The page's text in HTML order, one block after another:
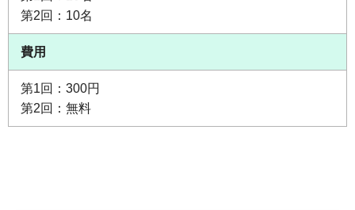
第2回：10名
費用
第1回：300円
第2回：無料